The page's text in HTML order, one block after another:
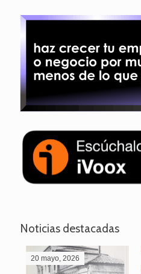
Noticias destacadas
20 mayo, 2026